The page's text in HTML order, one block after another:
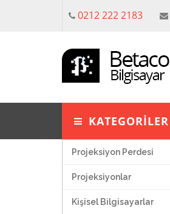
0212 222 2183
KATEGORİLER
Projeksiyon Perdesi
Projeksiyonlar
Kişisel Bilgisayarlar